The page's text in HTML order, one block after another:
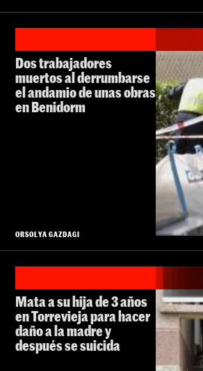
Dos trabajadores
muertos al derrumbarse
el andamio de unas obras
en Benidorm
ORSOLYA GAZDAGI
Mata a su hija de 3 años
en Torrevieja para hacer
daño a la madre y
después se suicida